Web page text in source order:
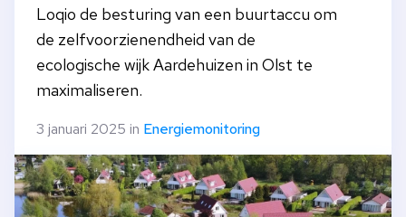
Loqio de besturing van een buurtaccu om
de zelfvoorzienendheid van de
ecologische wijk Aardehuizen in Olst te
maximaliseren.
3 januari 2025 in Energiemonitoring